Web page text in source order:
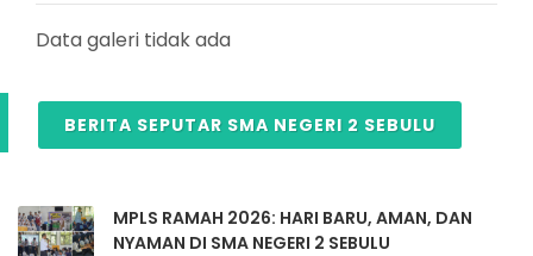
Data galeri tidak ada
BERITA SEPUTAR SMA NEGERI 2 SEBULU
MPLS RAMAH 2026: HARI BARU, AMAN, DAN
NYAMAN DI SMA NEGERI 2 SEBULU